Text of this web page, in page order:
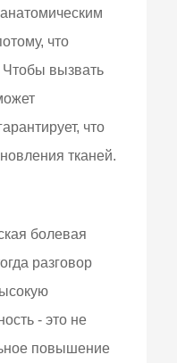
что
Чтобы вызвать
что
тканей.
болевая
разговор
- это не
повышение